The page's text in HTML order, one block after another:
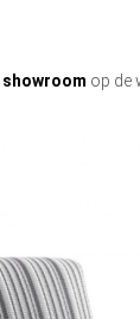
showroom op de